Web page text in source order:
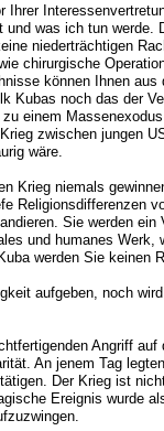
Ihrer
was ich tun
niederträchtigen
chirurgische
können Ihnen
Kubas noch das der
einem
zwischen jungen
wäre.
Krieg niemals
Religionsdifferenzen
Sie werden
und humanes
werden Sie keinen
aufgeben, noch
Angriff
An jenem Tag
Der Krieg ist
Ereignis wurde